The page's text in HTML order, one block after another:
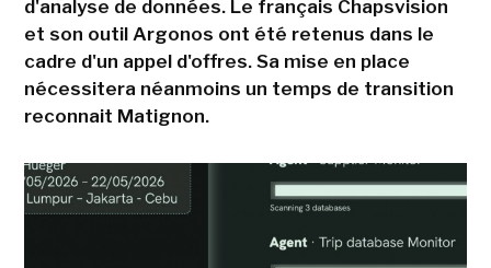
d'analyse de données. Le français Chapsvision
et son outil Argonos ont été retenus dans le
cadre d'un appel d'offres. Sa mise en place
nécessitera néanmoins un temps de transition
reconnait Matignon.